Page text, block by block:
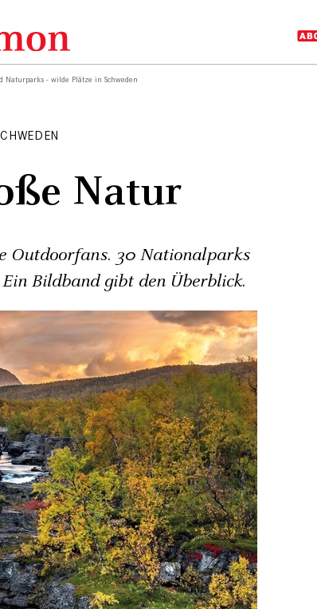
Naturparks - wilde Plätze in Schweden
Natur
Outdoorfans. 30 Nationalparks
Bildband gibt den Überblick.